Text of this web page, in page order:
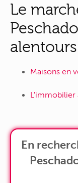
Le
alentours
Maisons en
L'immobilier
En